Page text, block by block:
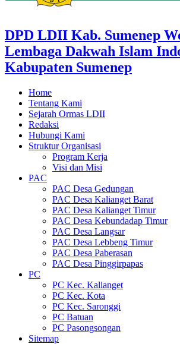
DPD LDII Kab. Sumenep
Lembaga Dakwah Islam
Kabupaten Sumenep
Home
Tentang Kami
Sejarah Ormas LDII
Redaksi
Hubungi Kami
Struktur Organisasi
Program Kerja
Visi dan Misi
PAC
PAC Desa Gedungan
PAC Desa Kalianget Barat
PAC Desa Kalianget Timur
PAC Desa Kebundadap Timur
PAC Desa Langsar
PAC Desa Lebbeng Timur
PAC Desa Paberasan
PAC Desa Pinggirpapas
PC
PC Kec. Kalianget
PC Kec. Kota
PC Kec. Saronggi
PC Batuan
PC Pasongsongan
Sitemap